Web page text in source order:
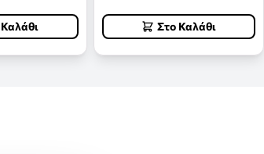
Στο Καλάθι